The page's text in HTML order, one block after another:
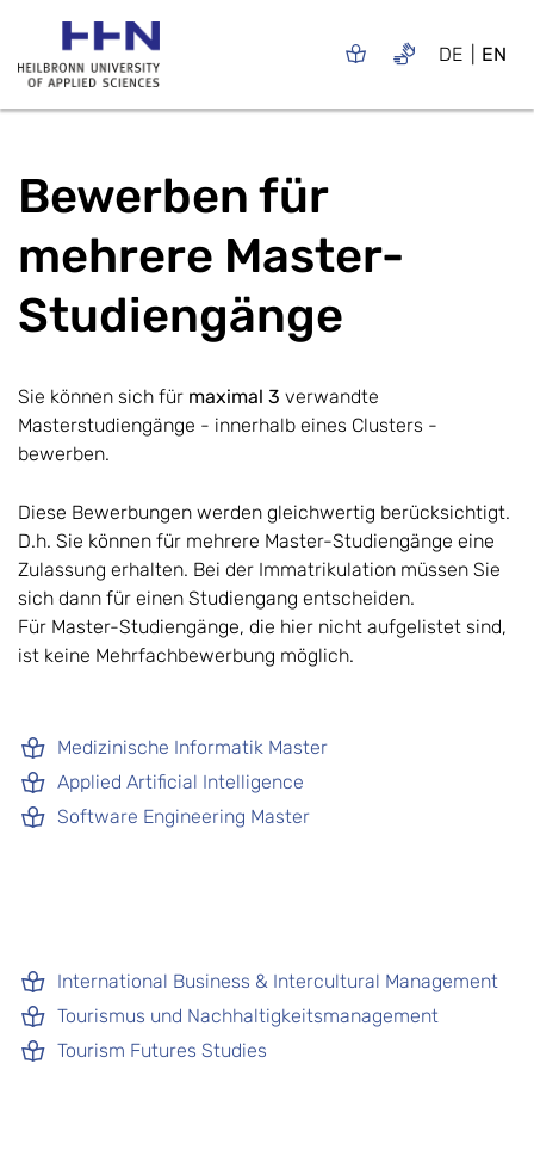
DE EN
Bewerben für
mehrere Master-
Studiengänge
Sie können sich für maximal 3 verwandte
Masterstudiengänge - innerhalb eines Clusters -
bewerben.
Diese Bewerbungen werden gleichwertig berücksichtigt.
D.h. Sie können für mehrere Master-Studiengänge eine
Zulassung erhalten. Bei der Immatrikulation müssen Sie
sich dann für einen Studiengang entscheiden.
Für Master-Studiengänge, die hier nicht aufgelistet sind,
ist keine Mehrfachbewerbung möglich.
Medizinische Informatik Master
Applied Artificial Intelligence
Software Engineering Master
International Business & Intercultural Management
Tourismus und Nachhaltigkeitsmanagement
Tourism Futures Studies